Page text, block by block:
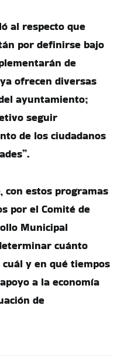
al respecto que
por definirse bajo
de
ofrecen diversas
ayuntamiento;
seguir
de los ciudadanos
con estos programas
por el Comité de
Municipal
cuánto
y en qué tiempos
a la economía
de